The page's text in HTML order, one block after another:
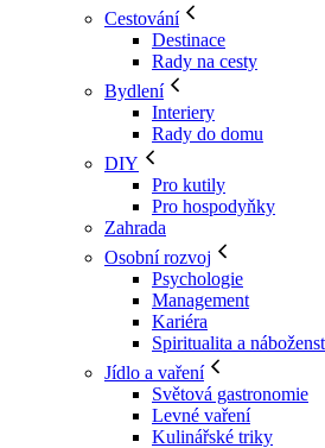
Cestování
Destinace
Rady na cesty
Bydlení
Interiery
Rady do domu
DIY
Pro kutily
Pro hospodyňky
Zahrada
Osobní rozvoj
Psychologie
Management
Kariéra
Spiritualita a
Jídlo a vaření
Světová gastronomie
Levné vaření
Kulinářské triky